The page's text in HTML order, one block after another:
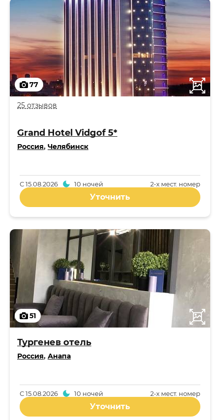
77
25 отзывов
Grand Hotel Vidgof 5*
Россия, Челябинск
2-x мест. номер
С15.08.2026 10 ночей
Уточнить
51
Тургенев отель
Россия, Анапа
2-x мест. номер
С15.08.2026 10 ночей
Уточнить